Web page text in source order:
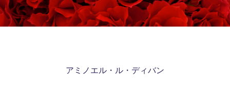
アミノエル・ル・ディバン